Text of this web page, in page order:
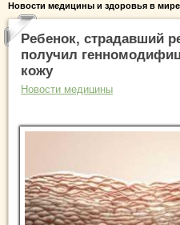
Новости медицины и здоровья в мире
Ребенок, страдавший
получил
кожу
Новости медицины